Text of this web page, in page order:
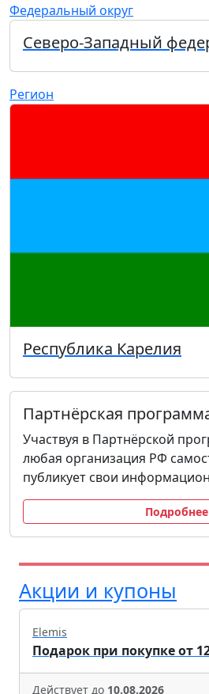
Федеральный округ
Северо-Западный
Регион
Республика Карелия
Партнёрская
Участвуя в Партнёрской
любая организация РФ
публикует свои
Подробнее
Акции и купоны
Elemis
Подарок при покупке от
Действует до 10.08.2026